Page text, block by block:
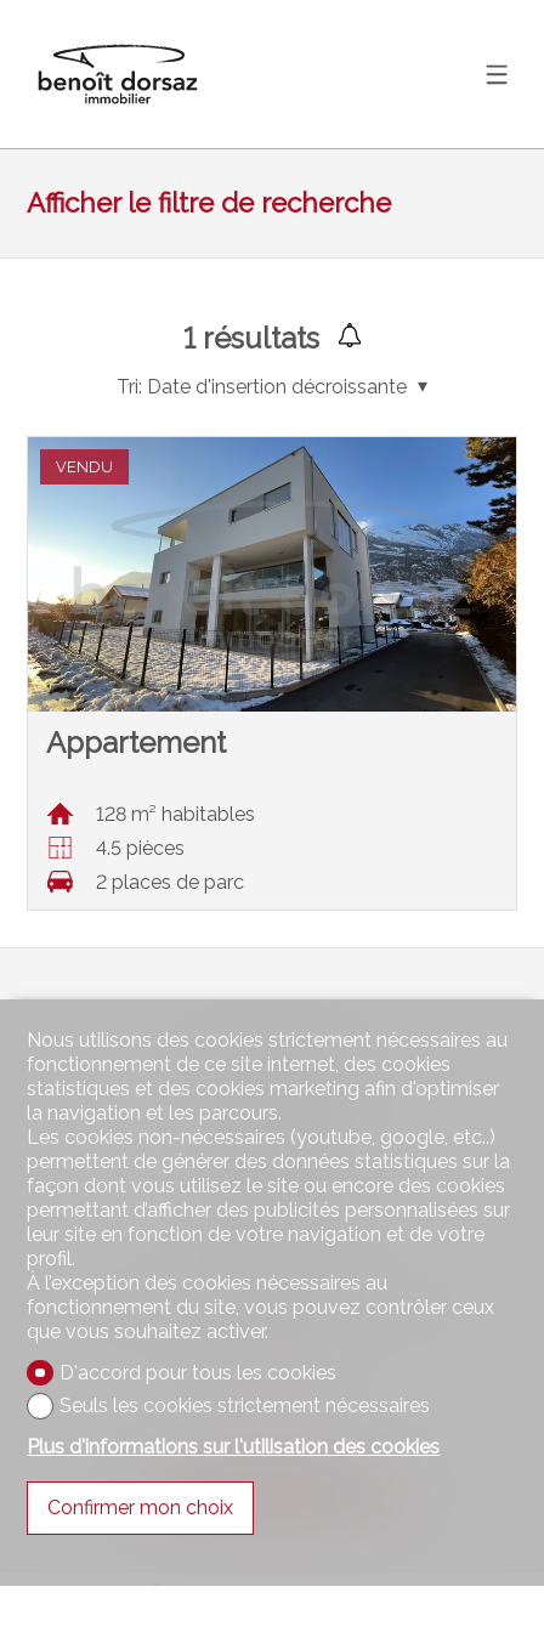
Afficher le filtre de recherche
1résultats
Tri: Date d'insertion décroissante
VENDU
Appartement
128 m² habitables
4.5 pièces
2 places de parc
Contactez-nous
benoît dorsaz immobilier Sàrl
Route Cantonale 51
Case postale 105
1964 Conthey
Tél. +41 27 398 40 07
Mob.+41 79 223 87 87
info@bdimmo.ch
Restez connecté
Ne laissez aucun bien vous échapper, inscrivez-vous
gratuitement.
S'abonner
Suivez-nous sur
®
Nous utilisons des cookies strictement nécessaires au
fonctionnement de ce site internet, des cookies
statistiques et des cookies marketing afin d'optimiser
la navigation et les parcours.
Les cookies non-nécessaires (youtube, google, etc..)
permettent de générer des données statistiques sur la
façon dont vous utilisez le site ou encore des cookies
permettant d’afficher des publicités personnalisées sur
leur site en fonction de votre navigation et de votre
profil.
À l’exception des cookies nécessaires au
fonctionnement du site, vous pouvez contrôler ceux
que vous souhaitez activer.
D'accord pour tous les cookies
Seuls les cookies strictement nécessaires
Plus d'informations sur l'utilisation des cookies
Confirmer mon choix